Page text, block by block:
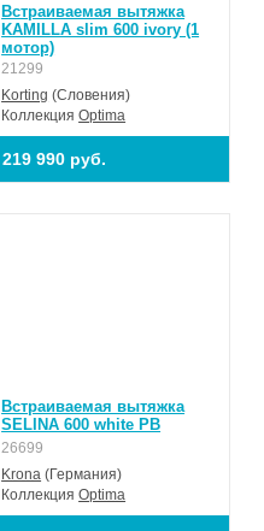
Встраиваемая вытяжка
KAMILLA slim 600 ivory (1
мотор)
21299
Korting (Словения)
КоллекцияOptima
219 990 руб.
Встраиваемая вытяжка
SELINA 600 white PB
26699
Krona (Германия)
КоллекцияOptima